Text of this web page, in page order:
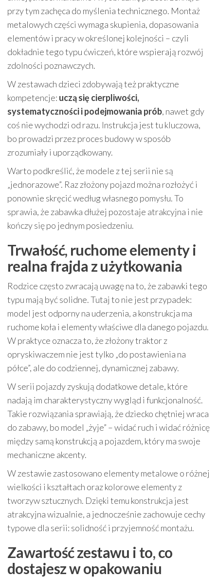
przy tym zachęca do myślenia technicznego. Montaż
metalowych części wymaga skupienia, dopasowania
elementów i pracy w określonej kolejności – czyli
dokładnie tego typu ćwiczeń, które wspierają rozwój
zdolności poznawczych.
W zestawach dzieci zdobywają też praktyczne
kompetencje: uczą się cierpliwości,
systematyczności i podejmowania prób, nawet gdy
coś nie wychodzi od razu. Instrukcja jest tu kluczowa,
bo prowadzi przez proces budowy w sposób
zrozumiały i uporządkowany.
Warto podkreślić, że modele z tej serii nie są
„jednorazowe”. Raz złożony pojazd można rozłożyć i
ponownie skręcić według własnego pomysłu. To
sprawia, że zabawka dłużej pozostaje atrakcyjna i nie
kończy się po jednym posiedzeniu.
Trwałość, ruchome elementy i
realna frajda z użytkowania
Rodzice często zwracają uwagę na to, że zabawki tego
typu mają być solidne. Tutaj to nie jest przypadek:
model jest odporny na uderzenia, a konstrukcja ma
ruchome koła i elementy właściwe dla danego pojazdu.
W praktyce oznacza to, że złożony traktor z
opryskiwaczem nie jest tylko „do postawienia na
półce”, ale do codziennej, dynamicznej zabawy.
W serii pojazdy zyskują dodatkowe detale, które
nadają im charakterystyczny wygląd i funkcjonalność.
Takie rozwiązania sprawiają, że dziecko chętniej wraca
do zabawy, bo model „żyje” – widać ruch i widać różnicę
między samą konstrukcją a pojazdem, który ma swoje
mechaniczne akcenty.
W zestawie zastosowano elementy metalowe o różnej
wielkości i kształtach oraz kolorowe elementy z
tworzyw sztucznych. Dzięki temu konstrukcja jest
atrakcyjna wizualnie, a jednocześnie zachowuje cechy
typowe dla serii: solidność i przyjemność montażu.
Zawartość zestawu i to, co
dostajesz w opakowaniu